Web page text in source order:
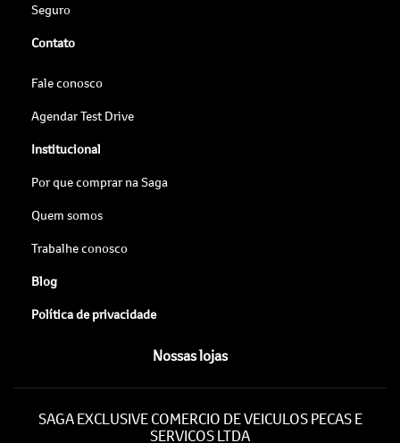
Seguro
Contato
Fale conosco
Agendar Test Drive
Institucional
Por que comprar na Saga
Quem somos
Trabalhe conosco
Blog
Política de privacidade
Nossas lojas
SAGA EXCLUSIVE COMERCIO DE VEICULOS PECAS E
SERVICOS LTDA